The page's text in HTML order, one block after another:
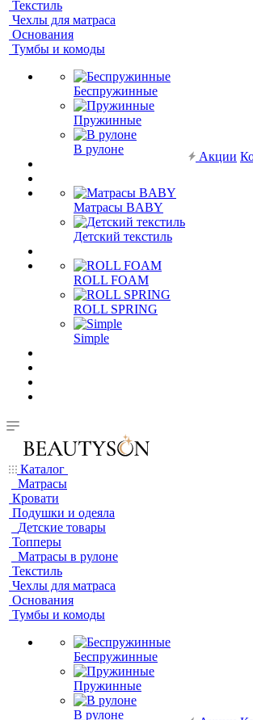
Текстиль
Чехлы для матраса
Основания
Тумбы и комоды
Беспружинные
Пружинные
В рулоне
Матрасы BABY
Детский текстиль
ROLL FOAM
ROLL SPRING
Simple
Акции
Каталог
Матрасы
Кровати
Подушки и одеяла
Детские товары
Топперы
Матрасы в рулоне
Текстиль
Чехлы для матраса
Основания
Тумбы и комоды
Беспружинные
Пружинные
В рулоне